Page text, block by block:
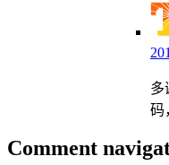
多
码
Comment